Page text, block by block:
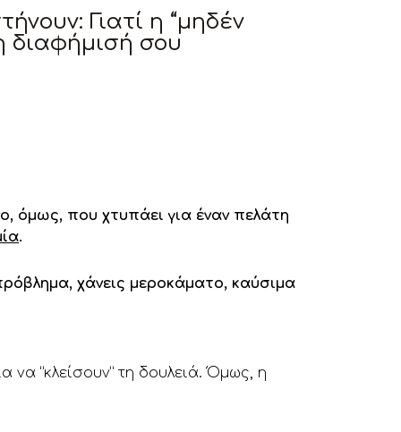
Γιατί η “μηδέν
διαφήμισή σου
όμως, που χτυπάει για έναν πελάτη
.
χάνεις μεροκάματο, καύσιμα
“κλείσουν” τη δουλειά. Όμως, η